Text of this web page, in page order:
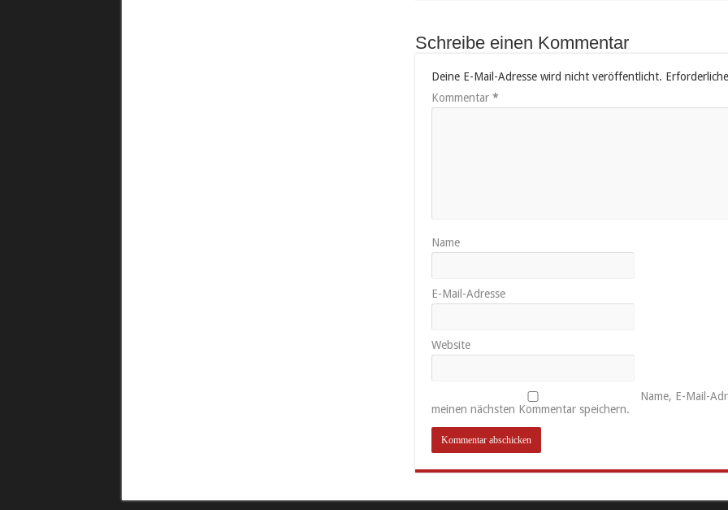
Schreibe einen Kommentar
Deine E-Mail-Adresse wird nicht veröffentlicht.
Kommentar *
Name
E-Mail-Adresse
Website
Name, E-Mail-
meinen nächsten Kommentar speichern.